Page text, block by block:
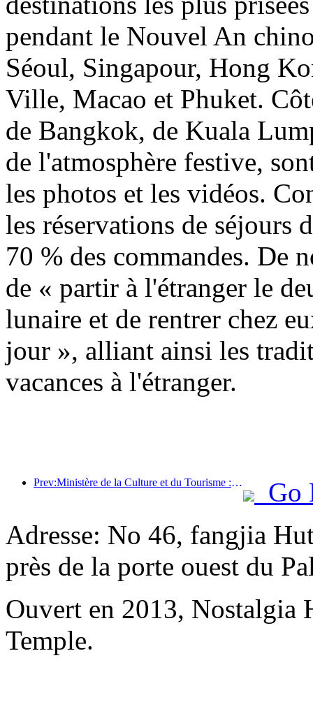
pendant le Nouvel An
Séoul, Singapour, Hong
Ville, Macao et Phuket.
de Bangkok, de Kuala
de l'atmosphère festive,
les photos et les vidéos.
les réservations de séjours
70 % des commandes. De
de « partir à l'étranger le
lunaire et de rentrer chez
jour », alliant ainsi les
vacances à l'étranger.
Prev:Ministère de la Culture et du Tourisme : Lancement de 22 activités thématiques réparties dans 7 grandes régions
Go
Adresse: No 46, fangjia
près de la porte ouest du
Ouvert en 2013, Nostalgia
Temple.